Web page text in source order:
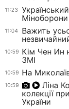
11:23
11:04
Важить
10:59 Кім Чен Ин
ЗМІ
10:59 На
10:59
Ліна
колекції
України